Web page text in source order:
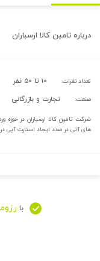
درباره تامین کالا ارسباران
تعداد نفرات: ۱۰ تا ۵۰ نفر
صنعت: تجارت و بازرگانی
شرکت تامین کالا ارسباران در حوزه
های آتی در صدد ایجاد استارت آپی
با